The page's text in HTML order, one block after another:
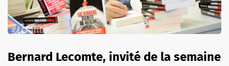
Bernard Lecomte, invité de la semaine